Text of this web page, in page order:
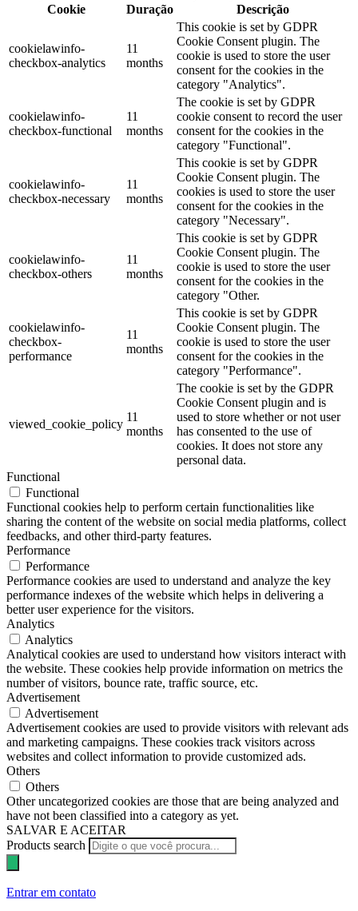
Cookie
Duração Descrição
cookielawinfo-
checkbox-analytics
11
months
This cookie is set by GDPR
Cookie Consent plugin. The
cookie is used to store the user
consent for the cookies in the
category "Analytics".
cookielawinfo-
checkbox-functional
11
months
The cookie is set by GDPR
cookie consent to record the user
consent for the cookies in the
category "Functional".
cookielawinfo-
checkbox-necessary
11
months
This cookie is set by GDPR
Cookie Consent plugin. The
cookies is used to store the user
consent for the cookies in the
category "Necessary".
cookielawinfo-
checkbox-others
11
months
This cookie is set by GDPR
Cookie Consent plugin. The
cookie is used to store the user
consent for the cookies in the
category "Other.
cookielawinfo-
checkbox-
performance
11
months
This cookie is set by GDPR
Cookie Consent plugin. The
cookie is used to store the user
consent for the cookies in the
category "Performance".
viewed_cookie_policy
11
months
The cookie is set by the GDPR
Cookie Consent plugin and is
used to store whether or not user
has consented to the use of
cookies. It does not store any
personal data.
Functional
Functional
Functional cookies help to perform certain functionalities like
sharing the content of the website on social media platforms, collect
feedbacks, and other third-party features.
Performance
Performance
Performance cookies are used to understand and analyze the key
performance indexes of the website which helps in delivering a
better user experience for the visitors.
Analytics
Analytics
Analytical cookies are used to understand how visitors interact with
the website. These cookies help provide information on metrics the
number of visitors, bounce rate, traffic source, etc.
Advertisement
Advertisement
Advertisement cookies are used to provide visitors with relevant ads
and marketing campaigns. These cookies track visitors across
websites and collect information to provide customized ads.
Others
Others
Other uncategorized cookies are those that are being analyzed and
have not been classified into a category as yet.
SALVAR E ACEITAR
Products search
Entrar em contato